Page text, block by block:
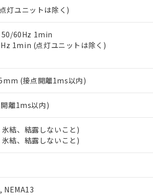
灯ユニットは除く)
50/60Hz 1min
1min (点灯ユニットは除く)
(接点開離1ms以内)
離1ms以内)
結、結露しないこと)
結、結露しないこと)
NEMA13
対応日を記載しておりました。
庫切替を完了していることから、特段の